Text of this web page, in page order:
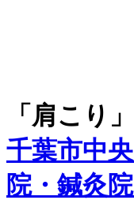
「肩こり
千葉市中
院・鍼灸